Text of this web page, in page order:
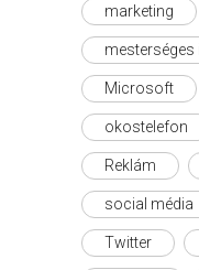
marketing
mesterséges
Microsoft
okostelefon
Reklám
social média
Twitter